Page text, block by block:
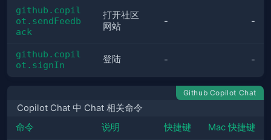
github.copil
ot.sendFeedb
ack
打开社区
网站
- -
github.copil
ot.signIn
登陆 - -
Github Copilot Chat
Copilot Chat 中 Chat 相关命令
命令
说明 快捷键 Mac 快捷键